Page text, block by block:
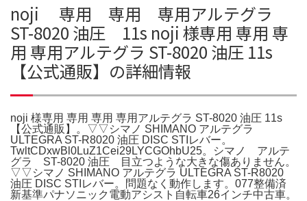
noji 専用 専用 専用アルテグラ
ST-8020 油圧 11s noji 様専用 専用 専
用 専用アルテグラ ST-8020 油圧 11s
【公式通販】の詳細情報
noji 様専用 専用 専用 専用アルテグラ ST-8020 油圧 11s
【公式通販】。▽▽シマノ SHIMANO アルテグラ
ULTEGRA ST-R8020 油圧 DISC STIレバー。
TwltCDxwBl0LuZ1Cei29LYCGOhbU25。シマノ アルテ
グラ ST-8020 油圧 目立つような大きな傷ありません。
▽▽シマノ SHIMANO アルテグラ ULTEGRA ST-R8020
油圧 DISC STIレバー。問題なく動作します。077整備済
新基準パナソニック電動アシスト自転車26インチ中古車。